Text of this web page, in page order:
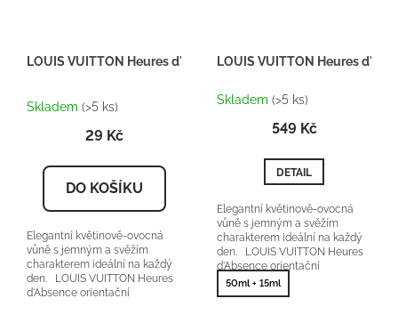
LOUIS VUITTON Heures d'Absence - Inpirace F083 - tester 2ml
hodnocení
je
z
5
Skladem (>5 ks)
29 Kč
DO KOŠÍKU
Elegantní květinově-ovocná
vůně s jemným a svěžím
charakterem ideální na každý
den. LOUIS VUITTON Heures
d'Absence orientační
LOUIS VUITTON Heures
Skladem (>5 ks)
549 Kč
DETAIL
Elegantní květinově-ovocná
vůně s jemným a svěžím
charakterem ideální na každý
den. LOUIS VUITTON Heures
d'Absence orientační
cena:8000-
10000Kč/100ml 25 %...
50ml + 15ml